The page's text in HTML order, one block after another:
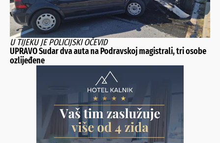
U TIJEKU JE POLICIJSKI OČEVID
UPRAVO Sudar dva auta na Podravskoj magistrali, tri osobe
ozlijeđene